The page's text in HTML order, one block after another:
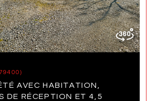
AVEC HABITATION,
DE RÉCEPTION ET 4,5